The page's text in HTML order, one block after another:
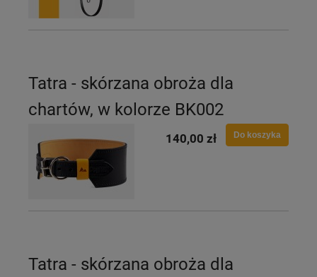
Tatra - skórzana obroża dla
chartów, w kolorze BK002
140,00 zł Do koszyka
Tatra - skórzana obroża dla